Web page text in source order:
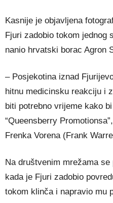
Kasnije je objavljena
Fjuri zadobio tokom jednog
nanio hrvatski borac Agron
– Posjekotina iznad
hitnu medicinsku reakciju i
biti potrebno vrijeme kako
“Queensberry
Frenka Vorena (Frank
Na društvenim mrežama
kada je Fjuri zadobio
tokom klinča i napravio mu